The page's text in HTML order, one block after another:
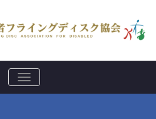
ナ
ビ
ゲ